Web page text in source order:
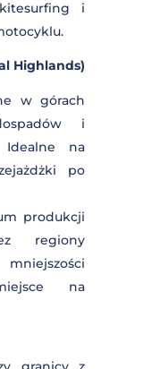
na
z plaż i
z
i
(Central
w górach
i
na
po